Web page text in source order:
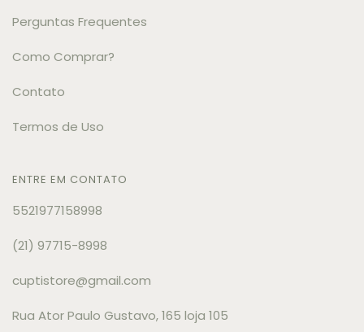
Perguntas Frequentes
Como Comprar?
Contato
Termos de Uso
ENTRE EM CONTATO
5521977158998
(21) 97715-8998
cuptistore@gmail.com
Rua Ator Paulo Gustavo, 165 loja 105